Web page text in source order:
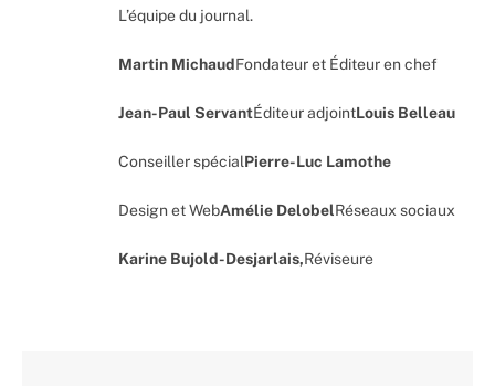
L’équipe du journal.
Martin MichaudFondateur et Éditeur en chef
Jean-Paul ServantÉditeur adjointLouis Belleau
Conseiller spécialPierre-Luc Lamothe
Design et WebAmélie DelobelRéseaux sociaux
Karine Bujold-Desjarlais,Réviseure